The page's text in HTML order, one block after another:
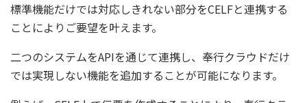
標準機能だけでは対応しきれない部分をCELFと連携する
ことによりご要望を叶えます。
二つのシステムをAPIを通じて連携し、奉行クラウドだけ
では実現しない機能を追加することが可能になります。